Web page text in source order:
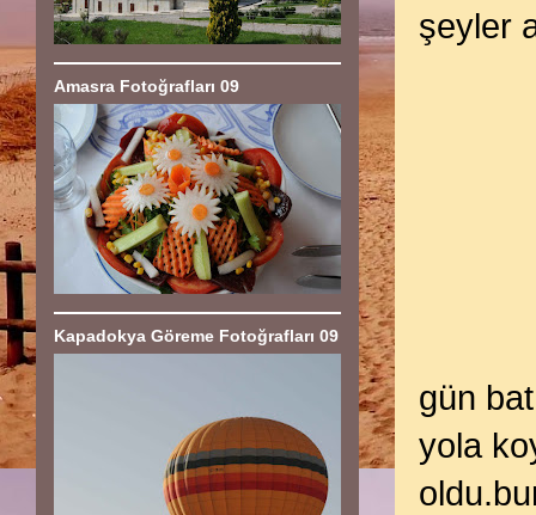
şeyler
gün
yola
Amasra Fotoğrafları 09
Kapadokya Göreme Fotoğrafları 09